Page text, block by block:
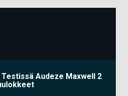
Testissä Audeze Maxwell 2